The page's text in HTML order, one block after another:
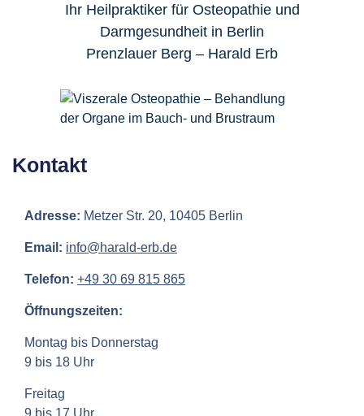
Ihr Heilpraktiker für Osteopathieund
Darmgesundheit in Berlin
Prenzlauer Berg – Harald Erb
Kontakt
Adresse: Metzer Str. 20, 10405 Berlin
Email: info@harald-erb.de
Telefon: +49 30 69 815 865
Öffnungszeiten:
Montag bis Donnerstag
9 bis 18 Uhr
Freitag
9 bis 17 Uhr